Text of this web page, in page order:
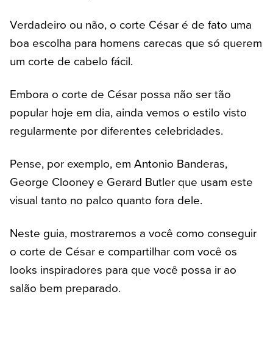
Verdadeiro ou não, o corte César é de fato uma
boa escolha para homens carecas que só querem
um corte de cabelo fácil.
Embora o corte de César possa não ser tão
popular hoje em dia, ainda vemos o estilo visto
regularmente por diferentes celebridades.
Pense, por exemplo, em Antonio Banderas,
George Clooney e Gerard Butler que usam este
visual tanto no palco quanto fora dele.
Neste guia, mostraremos a você como conseguir
o corte de César e compartilhar com você os
looks inspiradores para que você possa ir ao
salão bem preparado.